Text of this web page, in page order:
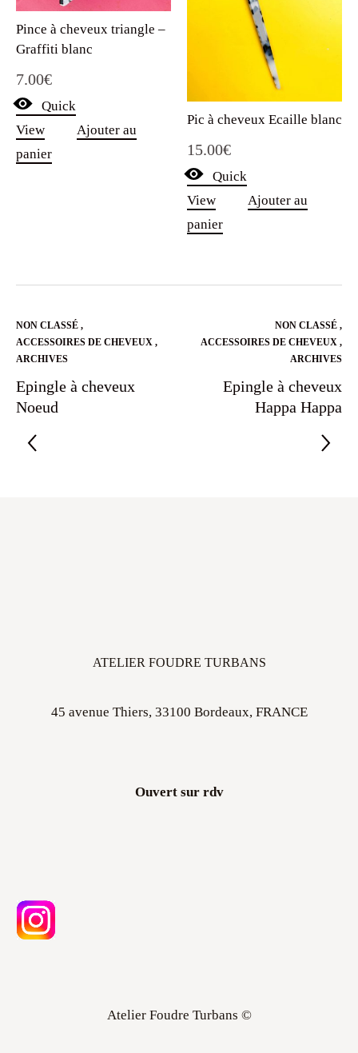
Pince à cheveux triangle –
Graffiti blanc
7.00€
Quick
View
Ajouter au
panier
Pic à cheveux Ecaille blanc
15.00€
Quick
View
Ajouter au
panier
NON CLASSÉ ,
ACCESSOIRES DE CHEVEUX ,
ARCHIVES
Epingle à cheveux
Noeud
NON CLASSÉ ,
ACCESSOIRES DE CHEVEUX ,
ARCHIVES
Epingle à cheveux
Happa Happa
ATELIER FOUDRE TURBANS
45 avenue Thiers, 33100 Bordeaux, FRANCE
Ouvert sur rdv
Atelier Foudre Turbans ©